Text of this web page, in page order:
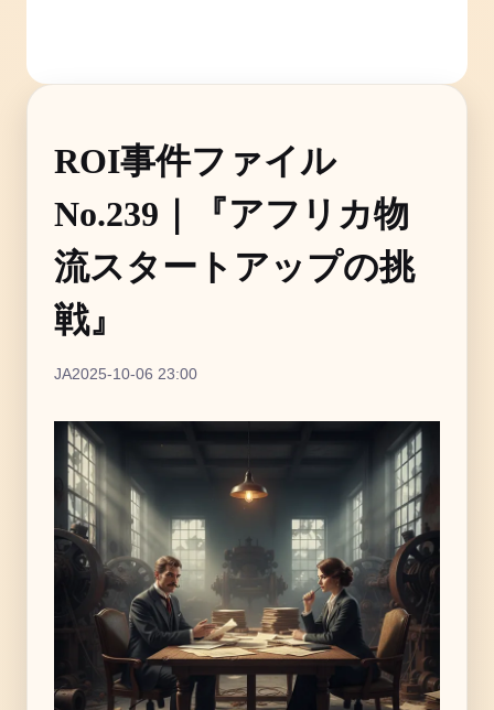
ROI事件ファイル
No.239｜『アフリカ物
流スタートアップの挑
戦』
JA2025-10-06 23:00